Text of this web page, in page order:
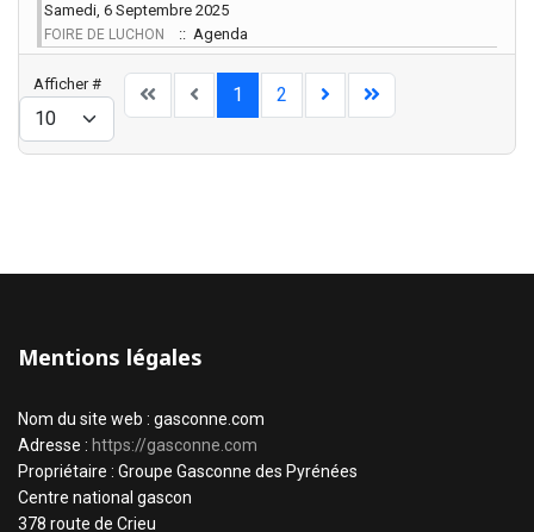
Samedi, 6 Septembre 2025
FOIRE DE LUCHON :: Agenda
Limite de la pagination
Afficher # 1 2
Mentions légales
Nom du site web : gasconne.com
Adresse : https://gasconne.com
Propriétaire : Groupe Gasconne des Pyrénées
Centre national gascon
378 route de Crieu